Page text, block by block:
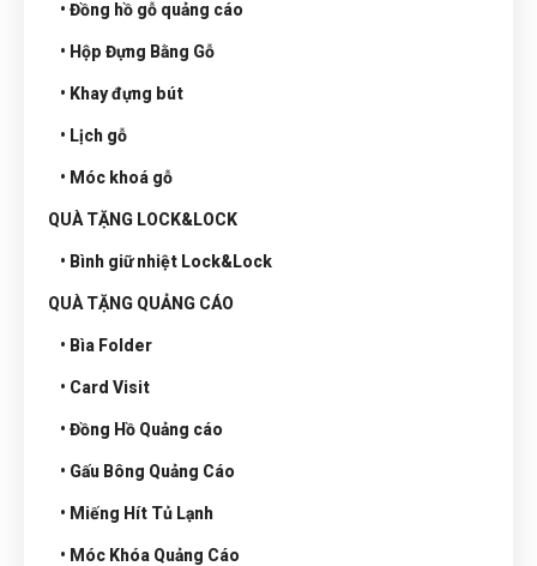
• Đồng hồ gỗ quảng cáo
• Hộp Đựng Bằng Gỗ
• Khay đựng bút
• Lịch gỗ
• Móc khoá gỗ
QUÀ TẶNG LOCK&LOCK
• Bình giữ nhiệt Lock&Lock
QUÀ TẶNG QUẢNG CÁO
• Bìa Folder
• Card Visit
• Đồng Hồ Quảng cáo
• Gấu Bông Quảng Cáo
• Miếng Hít Tủ Lạnh
• Móc Khóa Quảng Cáo